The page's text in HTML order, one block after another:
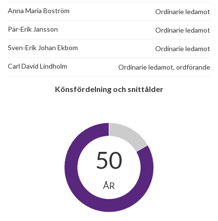
Anna Maria Boström Ordinarie ledamot
Pär-Erik Jansson Ordinarie ledamot
Sven-Erik Johan Ekbom Ordinarie ledamot
Carl David Lindholm Ordinarie ledamot, ordförande
Könsfördelning och snittålder
50
ÅR